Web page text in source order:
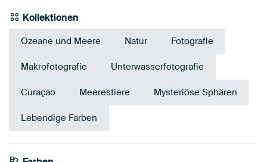
Kollektionen
Ozeane und Meere Natur Fotografie
Makrofotografie Unterwasserfotografie
Curaçao Meerestiere Mysteriöse Sphären
Lebendige Farben